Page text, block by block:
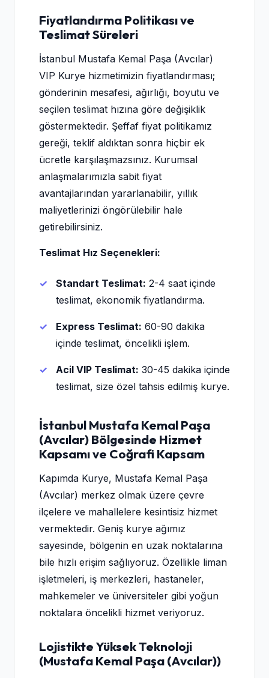
Fiyatlandırma Politikası ve
Teslimat Süreleri
İstanbul Mustafa Kemal Paşa (Avcılar)
VIP Kurye hizmetimizin fiyatlandırması;
gönderinin mesafesi, ağırlığı, boyutu ve
seçilen teslimat hızına göre değişiklik
göstermektedir. Şeffaf fiyat politikamız
gereği, teklif aldıktan sonra hiçbir ek
ücretle karşılaşmazsınız. Kurumsal
anlaşmalarımızla sabit fiyat
avantajlarından yararlanabilir, yıllık
maliyetlerinizi öngörülebilir hale
getirebilirsiniz.
Teslimat Hız Seçenekleri:
Standart Teslimat: 2-4 saat içinde
teslimat, ekonomik fiyatlandırma.
Express Teslimat: 60-90 dakika
içinde teslimat, öncelikli işlem.
Acil VIP Teslimat: 30-45 dakika içinde
teslimat, size özel tahsis edilmiş kurye.
İstanbul Mustafa Kemal Paşa
(Avcılar) Bölgesinde Hizmet
Kapsamı ve Coğrafi Kapsam
Kapımda Kurye, Mustafa Kemal Paşa
(Avcılar) merkez olmak üzere çevre
ilçelere ve mahallelere kesintisiz hizmet
vermektedir. Geniş kurye ağımız
sayesinde, bölgenin en uzak noktalarına
bile hızlı erişim sağlıyoruz. Özellikle liman
işletmeleri, iş merkezleri, hastaneler,
mahkemeler ve üniversiteler gibi yoğun
noktalara öncelikli hizmet veriyoruz.
Lojistikte Yüksek Teknoloji
(Mustafa Kemal Paşa (Avcılar))